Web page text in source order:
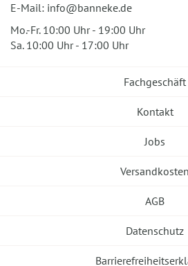
E-Mail: info@banneke.de
Mo.-Fr. 10:00 Uhr - 19:00 Uhr
Sa. 10:00 Uhr - 17:00 Uhr
Fachgeschäft
Kontakt
Jobs
Versandkosten
AGB
Datenschutz